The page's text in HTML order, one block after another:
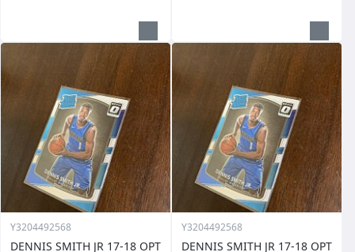
Y3204492568
DENNIS SMITH JR 17-18 OPT
Y3204492568
DENNIS SMITH JR 17-18 OPT